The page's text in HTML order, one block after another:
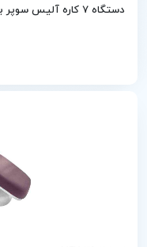
دستگاه 7 کاره آلیس سوپر بابل دارای پلاژن